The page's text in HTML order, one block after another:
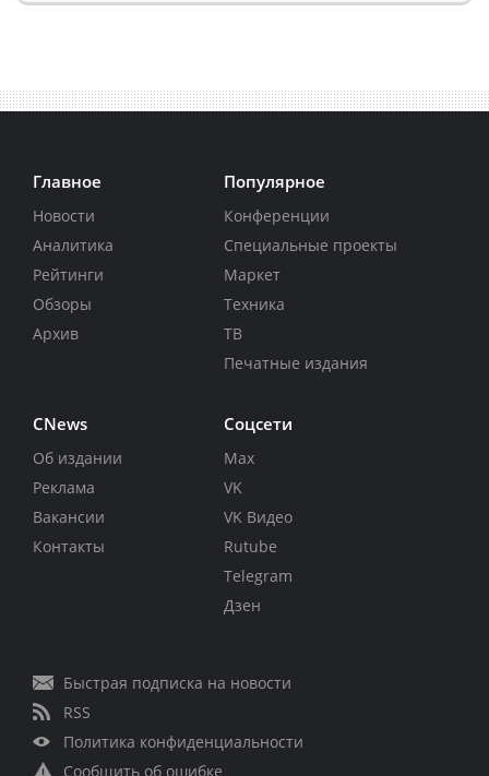
Главное
Новости
Аналитика
Рейтинги
Обзоры
Архив
Популярное
Конференции
Специальные проекты
Маркет
Техника
ТВ
Печатные издания
CNews
Об издании
Реклама
Вакансии
Контакты
Соцсети
Max
VK
VK Видео
Rutube
Telegram
Дзен
Быстрая подписка на новости
RSS
Политика конфиденциальности
Сообщить об ошибке